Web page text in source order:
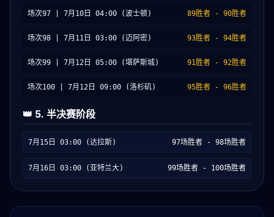
场次97 | 7月10日 04:00 (波士顿) 89胜者 - 90胜者
场次98 | 7月11日 03:00 (迈阿密) 93胜者 - 94胜者
场次99 | 7月12日 05:00 (堪萨斯城) 91胜者 - 92胜者
场次100 | 7月12日 09:00 (洛杉矶) 95胜者 - 96胜者
👑 5. 半决赛阶段
7月15日 03:00 (达拉斯) 97场胜者 - 98场胜者
7月16日 03:00 (亚特兰大) 99场胜者 - 100场胜者